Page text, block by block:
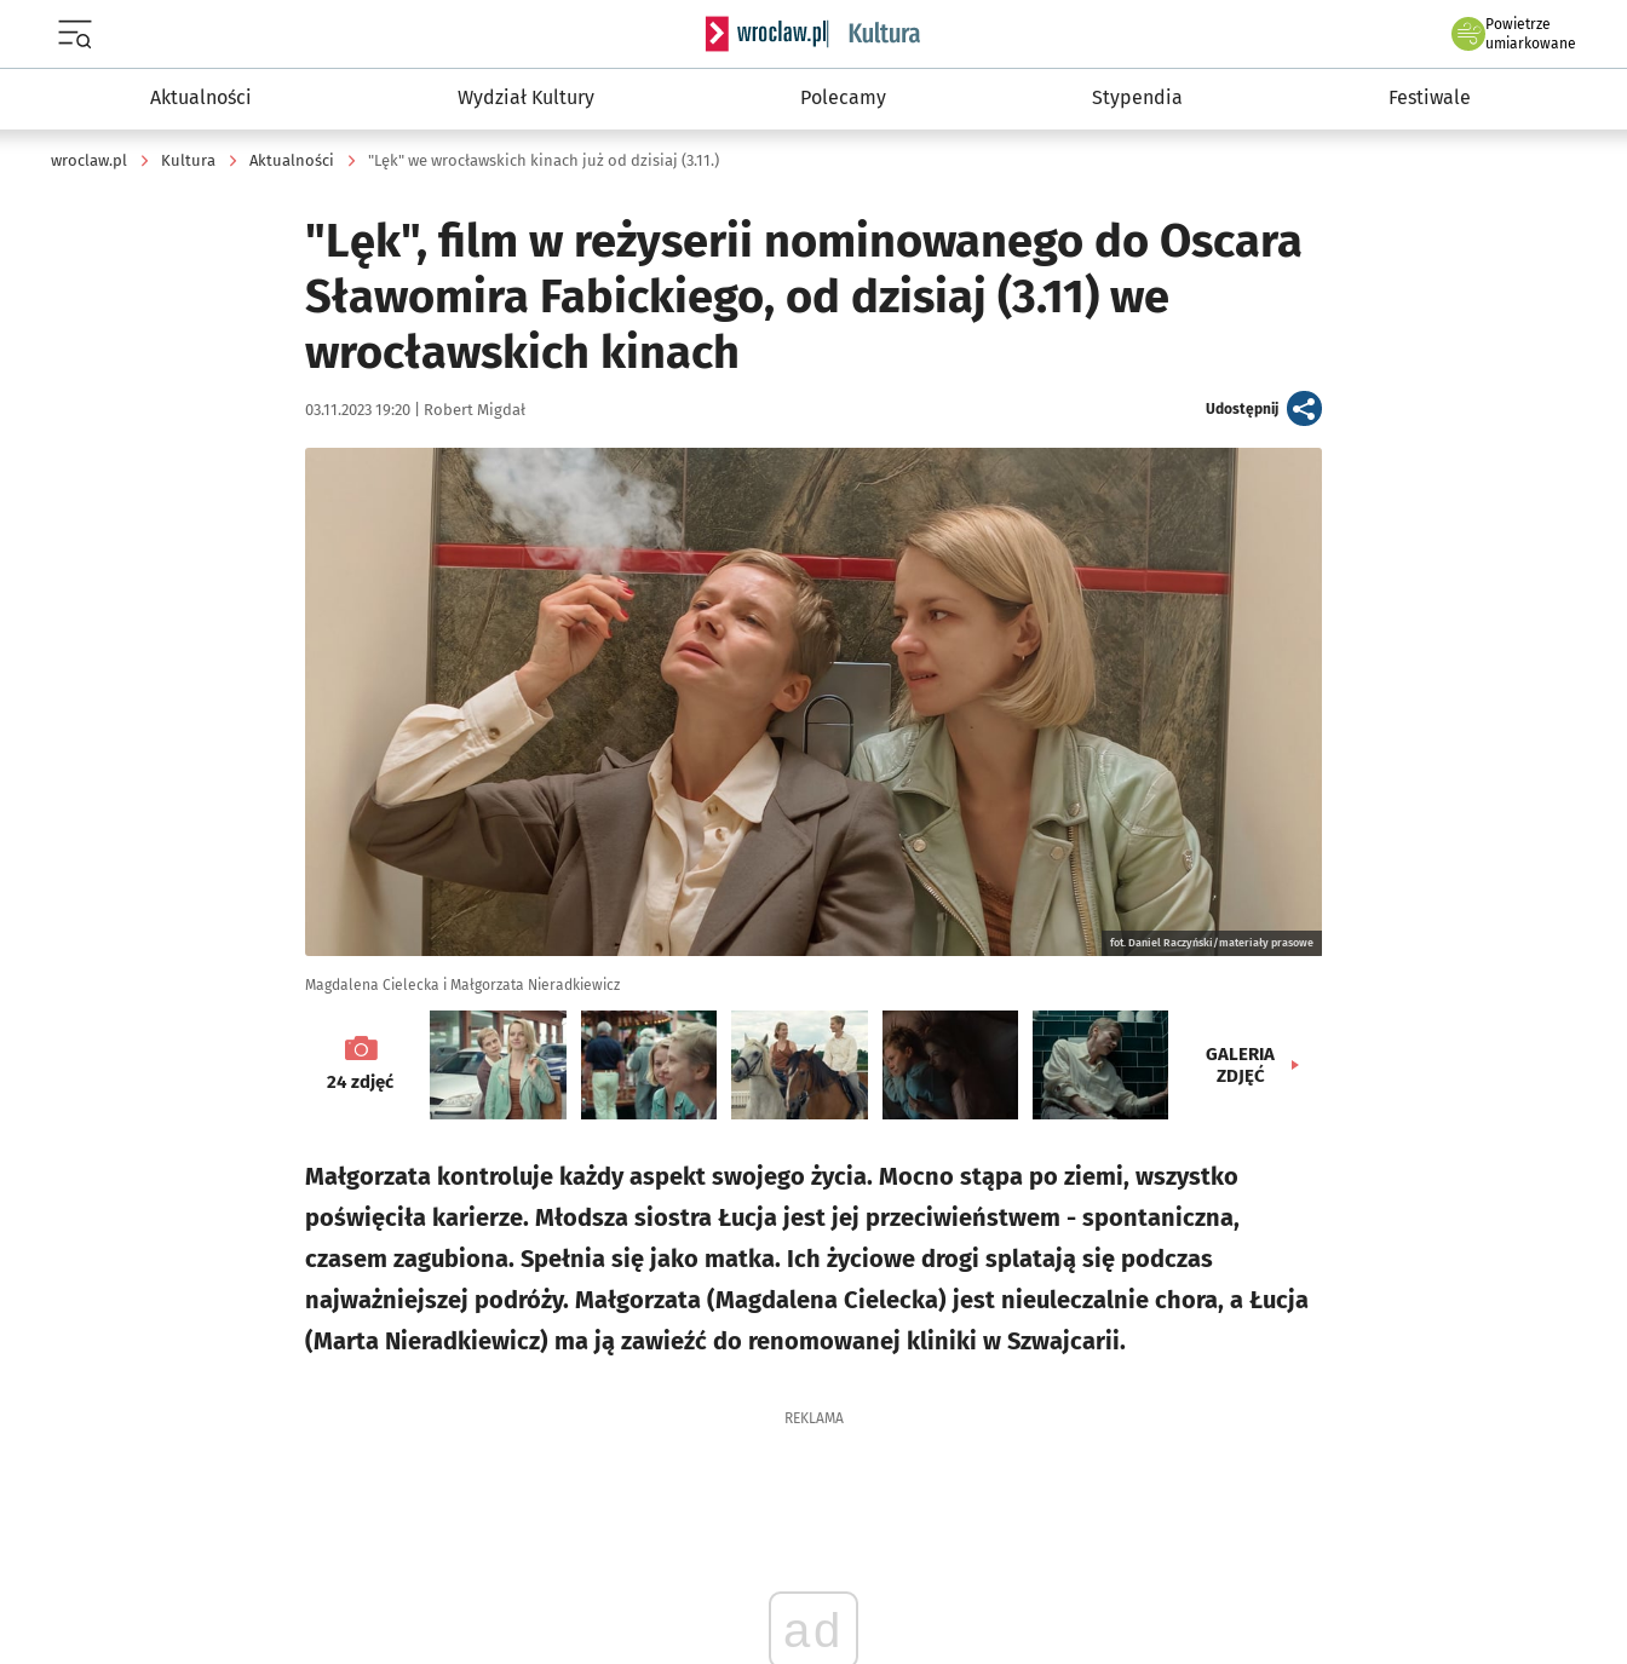
Serwis informacyjny wroclaw.pl podserwis: Kultura
Powietrze
we Wrocławiu
umiarkowane
Aktualności Wydział Kultury Polecamy Stypendia Festiwale
wroclaw.pl Kultura Aktualności "Lęk" we wrocławskich kinach już od dzisiaj (3.11.)
"Lęk", film w reżyserii nominowanego do Oscara
Sławomira Fabickiego, od dzisiaj (3.11) we
wrocławskich kinach
Data publikacji:
03.11.2023 19:20 | Autor:
Robert Migdał Udostępnijartykuł
Kliknij, aby zobaczyć galerię
fot. Daniel Raczyński/materiały prasowe
Magdalena Cielecka i Małgorzata Nieradkiewicz
galeria
24zdjęć
GALERIA
ZDJĘĆ
Małgorzata kontroluje każdy aspekt swojego życia. Mocno stąpa po ziemi, wszystko
poświęciła karierze. Młodsza siostra Łucja jest jej przeciwieństwem - spontaniczna,
czasem zagubiona. Spełnia się jako matka. Ich życiowe drogi splatają się podczas
najważniejszej podróży. Małgorzata (Magdalena Cielecka) jest nieuleczalnie chora, a Łucja
(Marta Nieradkiewicz) ma ją zawieźć do renomowanej kliniki w Szwajcarii.
REKLAMA
ad